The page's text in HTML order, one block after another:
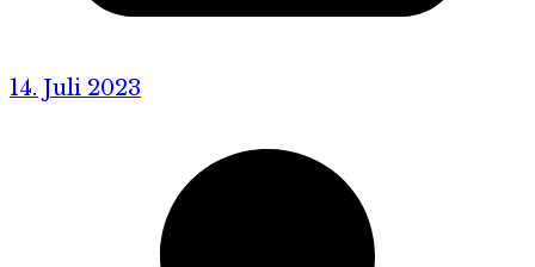
14. Juli 2023